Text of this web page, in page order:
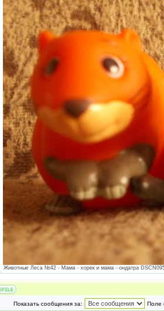
Животные Леса №42 - Мама - хорек и мама - ондатра
Показать сообщения за: Поле